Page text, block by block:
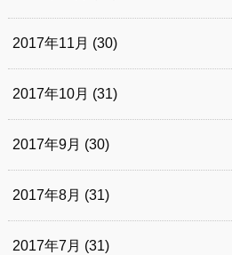
2017年11月 (30)
2017年10月 (31)
2017年9月 (30)
2017年8月 (31)
2017年7月 (31)